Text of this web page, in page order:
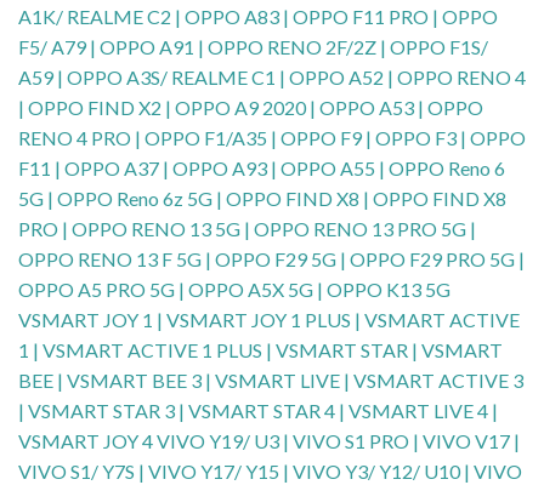
A1K/ REALME C2 | OPPO A83 | OPPO F11 PRO | OPPO
F5/ A79 | OPPO A91 | OPPO RENO 2F/2Z | OPPO F1S/
A59 | OPPO A3S/ REALME C1 | OPPO A52 | OPPO RENO 4
| OPPO FIND X2 | OPPO A9 2020 | OPPO A53 | OPPO
RENO 4 PRO | OPPO F1/A35 | OPPO F9 | OPPO F3 | OPPO
F11 | OPPO A37 | OPPO A93 | OPPO A55 | OPPO Reno 6
5G | OPPO Reno 6z 5G | OPPO FIND X8 | OPPO FIND X8
PRO | OPPO RENO 13 5G | OPPO RENO 13 PRO 5G |
OPPO RENO 13 F 5G | OPPO F29 5G | OPPO F29 PRO 5G |
OPPO A5 PRO 5G | OPPO A5X 5G | OPPO K13 5G
VSMART JOY 1 | VSMART JOY 1 PLUS | VSMART ACTIVE
1 | VSMART ACTIVE 1 PLUS | VSMART STAR | VSMART
BEE | VSMART BEE 3 | VSMART LIVE | VSMART ACTIVE 3
| VSMART STAR 3 | VSMART STAR 4 | VSMART LIVE 4 |
VSMART JOY 4 VIVO Y19/ U3 | VIVO S1 PRO | VIVO V17 |
VIVO S1/ Y7S | VIVO Y17/ Y15 | VIVO Y3/ Y12/ U10 | VIVO